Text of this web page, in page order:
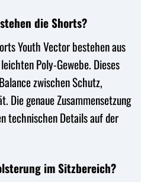
die Shorts?
Youth Vector bestehen aus
Poly-Gewebe. Dieses
zwischen Schutz,
Die genaue Zusammensetzung
technischen Details auf der
im Sitzbereich?